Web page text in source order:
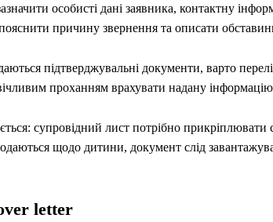
особисті дані заявника, контактну
причину звернення та описати
підтверджувальні документи, варто
проханням врахувати надану інформацію
супровідний лист потрібно прикріплювати
щодо дитини, документ слід
letter